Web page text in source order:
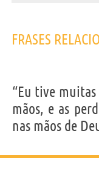
FRASES
“Eu tive
mãos, e as
nas mãos de